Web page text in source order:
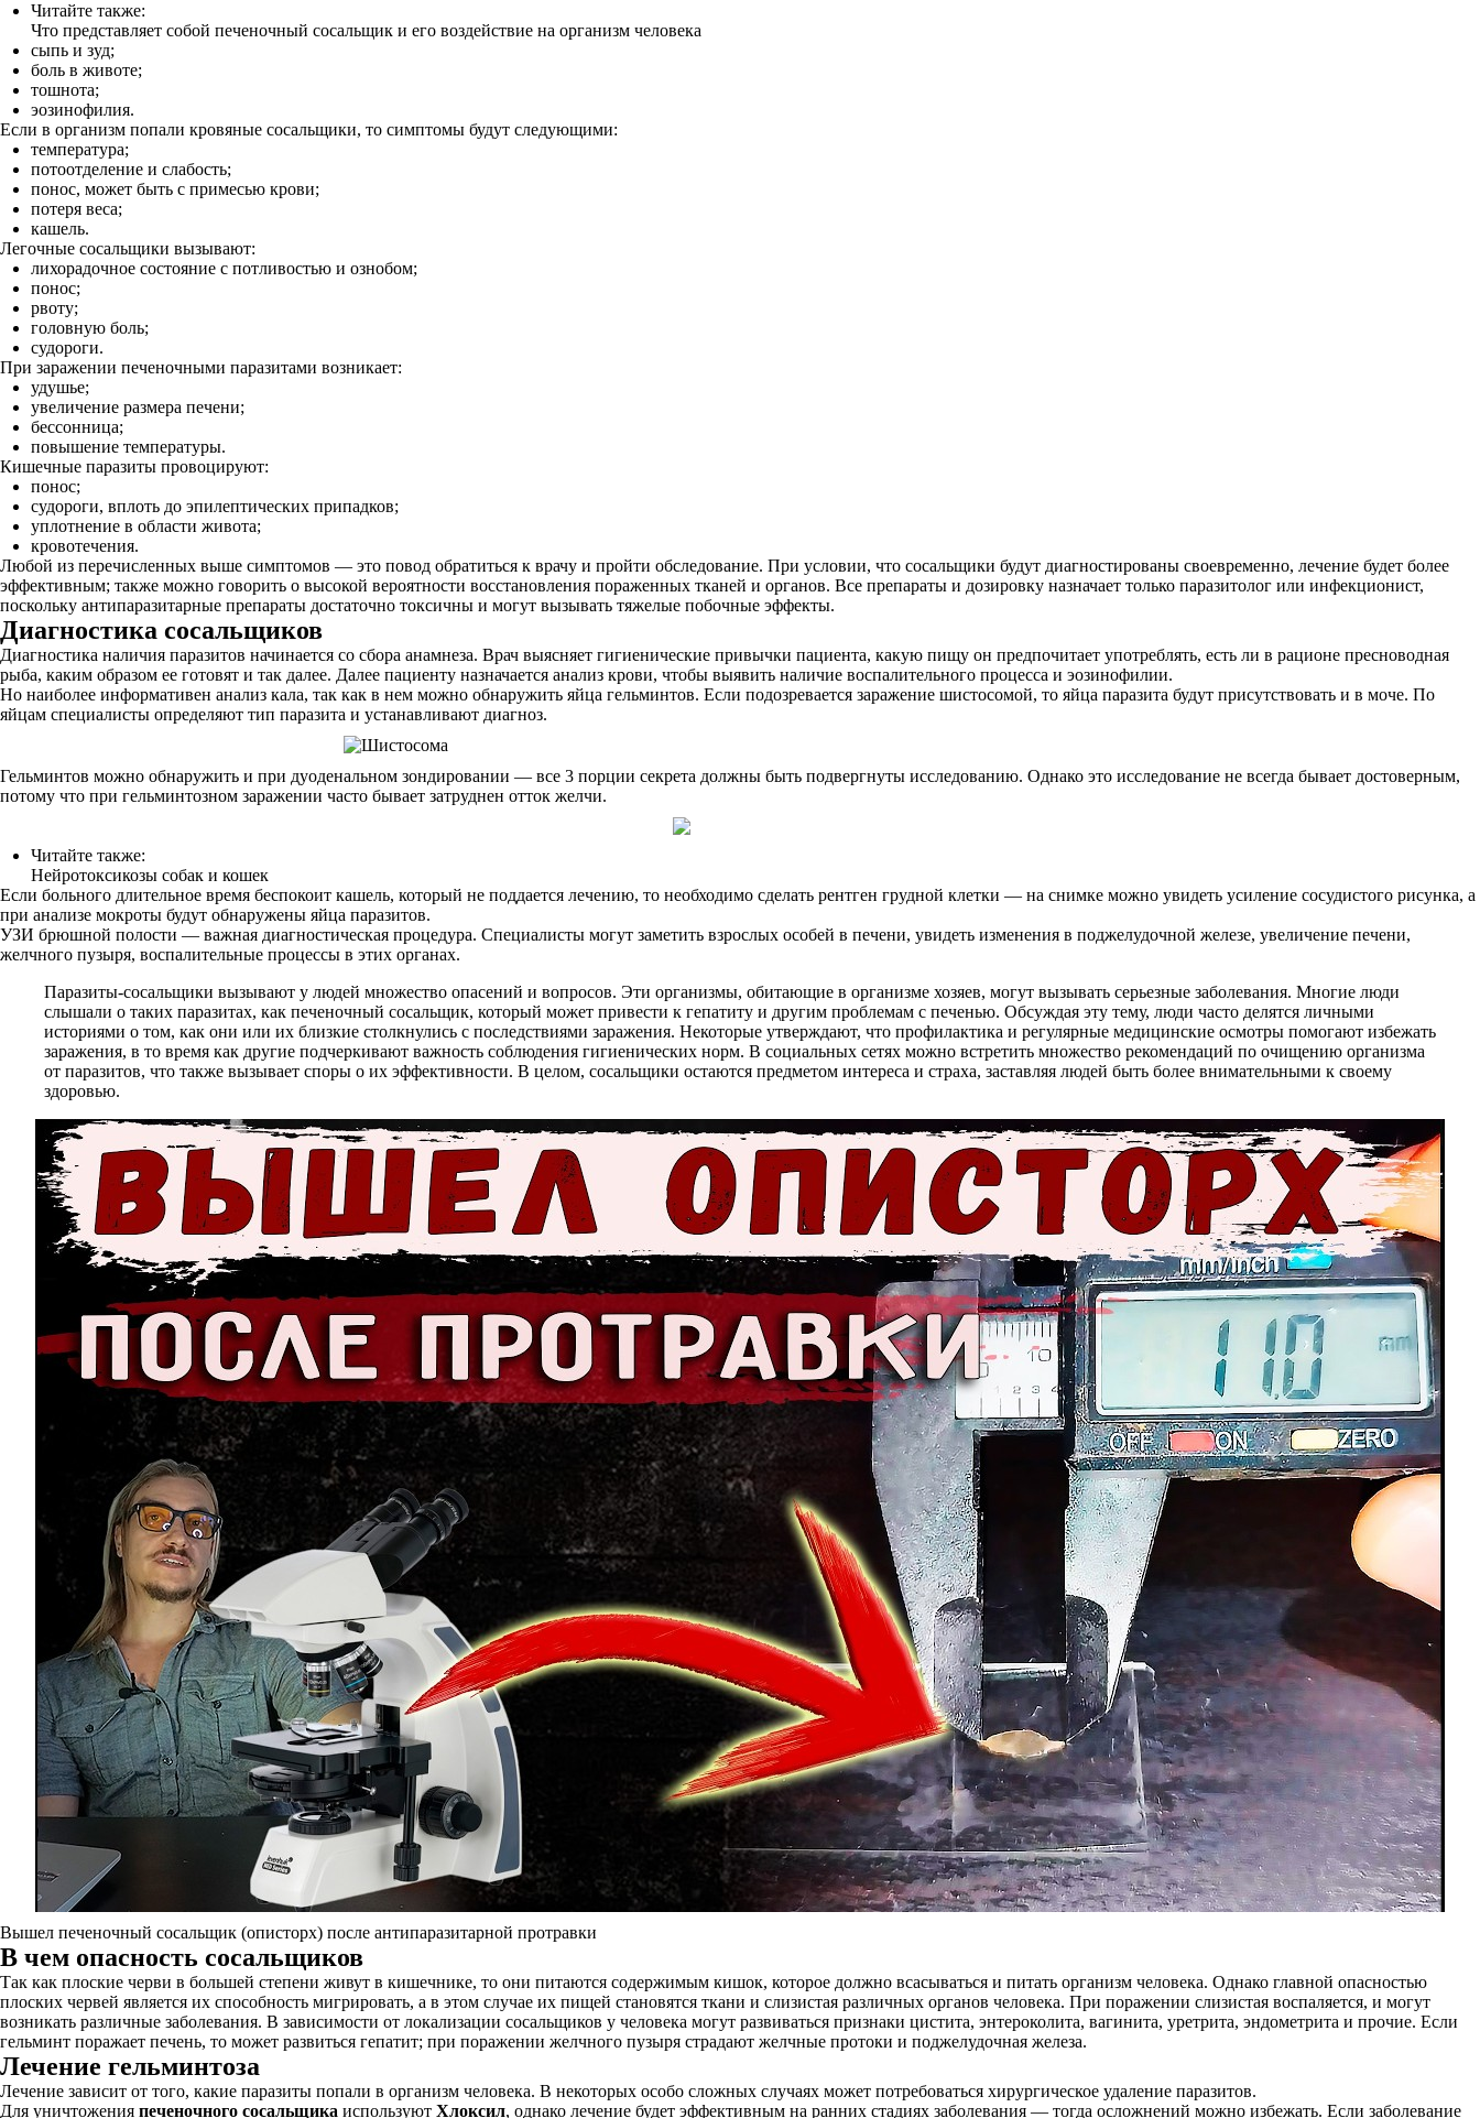
Читайте также:
Что представляет собой печеночный сосальщик и его воздействие на организм человека
сыпь и зуд;
боль в животе;
тошнота;
эозинофилия.
Если в организм попали кровяные сосальщики, то симптомы будут следующими:
температура;
потоотделение и слабость;
понос, может быть с примесью крови;
потеря веса;
кашель.
Легочные сосальщики вызывают:
лихорадочное состояние с потливостью и ознобом;
понос;
рвоту;
головную боль;
судороги.
При заражении печеночными паразитами возникает:
удушье;
увеличение размера печени;
бессонница;
повышение температуры.
Кишечные паразиты провоцируют:
понос;
судороги, вплоть до эпилептических припадков;
уплотнение в области живота;
кровотечения.
Любой из перечисленных выше симптомов — это повод обратиться к врачу и пройти обследование. При условии, что сосальщики будут диагностированы своевременно, лечение будет более
эффективным; также можно говорить о высокой вероятности восстановления пораженных тканей и органов. Все препараты и дозировку назначает только паразитолог или инфекционист,
поскольку антипаразитарные препараты достаточно токсичны и могут вызывать тяжелые побочные эффекты.
Диагностика сосальщиков
Диагностика наличия паразитов начинается со сбора анамнеза. Врач выясняет гигиенические привычки пациента, какую пищу он предпочитает употреблять, есть ли в рационе пресноводная
рыба, каким образом ее готовят и так далее. Далее пациенту назначается анализ крови, чтобы выявить наличие воспалительного процесса и эозинофилии.
Но наиболее информативен анализ кала, так как в нем можно обнаружить яйца гельминтов. Если подозревается заражение шистосомой, то яйца паразита будут присутствовать и в моче. По
яйцам специалисты определяют тип паразита и устанавливают диагноз.
Гельминтов можно обнаружить и при дуоденальном зондировании — все 3 порции секрета должны быть подвергнуты исследованию. Однако это исследование не всегда бывает достоверным,
потому что при гельминтозном заражении часто бывает затруднен отток желчи.
Читайте также:
Нейротоксикозы собак и кошек
Если больного длительное время беспокоит кашель, который не поддается лечению, то необходимо сделать рентген грудной клетки — на снимке можно увидеть усиление сосудистого рисунка, а
при анализе мокроты будут обнаружены яйца паразитов.
УЗИ брюшной полости — важная диагностическая процедура. Специалисты могут заметить взрослых особей в печени, увидеть изменения в поджелудочной железе, увеличение печени,
желчного пузыря, воспалительные процессы в этих органах.
Паразиты-сосальщики вызывают у людей множество опасений и вопросов. Эти организмы, обитающие в организме хозяев, могут вызывать серьезные заболевания. Многие люди
слышали о таких паразитах, как печеночный сосальщик, который может привести к гепатиту и другим проблемам с печенью. Обсуждая эту тему, люди часто делятся личными
историями о том, как они или их близкие столкнулись с последствиями заражения. Некоторые утверждают, что профилактика и регулярные медицинские осмотры помогают избежать
заражения, в то время как другие подчеркивают важность соблюдения гигиенических норм. В социальных сетях можно встретить множество рекомендаций по очищению организма
от паразитов, что также вызывает споры о их эффективности. В целом, сосальщики остаются предметом интереса и страха, заставляя людей быть более внимательными к своему
здоровью.
Вышел печеночный сосальщик (описторх) после антипаразитарной протравки
В чем опасность сосальщиков
Так как плоские черви в большей степени живут в кишечнике, то они питаются содержимым кишок, которое должно всасываться и питать организм человека. Однако главной опасностью
плоских червей является их способность мигрировать, а в этом случае их пищей становятся ткани и слизистая различных органов человека. При поражении слизистая воспаляется, и могут
возникать различные заболевания. В зависимости от локализации сосальщиков у человека могут развиваться признаки цистита, энтероколита, вагинита, уретрита, эндометрита и прочие. Если
гельминт поражает печень, то может развиться гепатит; при поражении желчного пузыря страдают желчные протоки и поджелудочная железа.
Лечение гельминтоза
Лечение зависит от того, какие паразиты попали в организм человека. В некоторых особо сложных случаях может потребоваться хирургическое удаление паразитов.
Для уничтожения печеночного сосальщика используют Хлоксил, однако лечение будет эффективным на ранних стадиях заболевания — тогда осложнений можно избежать. Если заболевание